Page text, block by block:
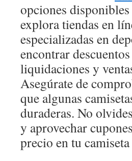
opciones
explora tiendas en
especializadas en
encontrar
liquidaciones y
Asegúrate de
que algunas
duraderas. No
y aprovechar
precio en tu